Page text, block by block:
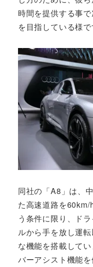
時間を提供する事
を目指している様で
同社の「A8」は、
た高速道路を
う条件に限り、ド
ルから手を放し運
な機能を搭載して
バーアシスト機能